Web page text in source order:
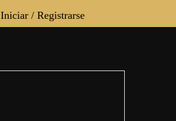
Iniciar / Registrarse